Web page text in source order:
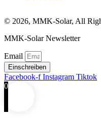
© 2026, MMK-Solar, All
MMK-Solar Newsletter
Email
Einschreiben
Facebook-f Instagram Tiktok
0